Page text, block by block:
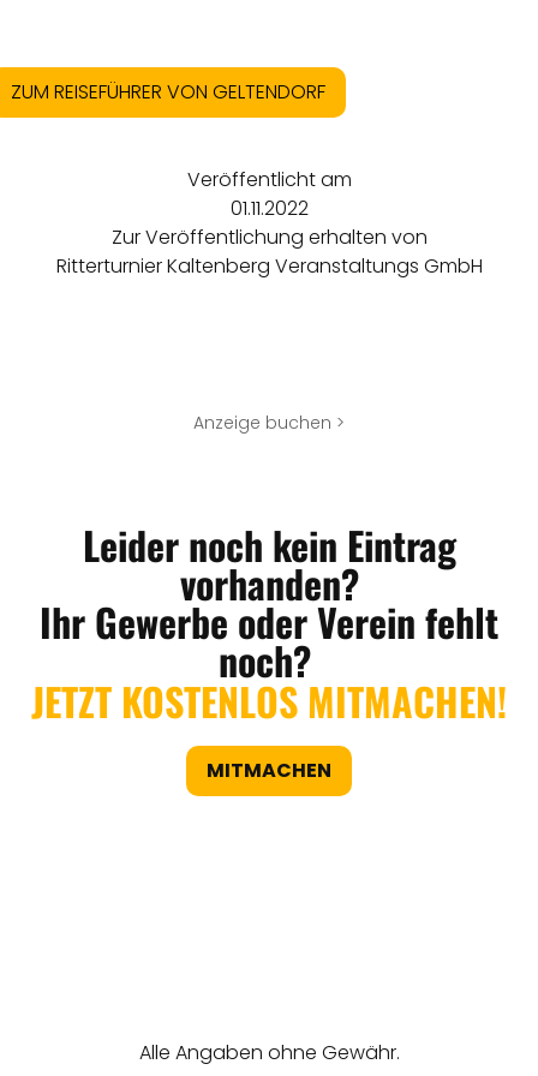
ZUM REISEFÜHRER VON GELTENDORF
Veröffentlicht am
01.11.2022
Zur Veröffentlichung erhalten von
Ritterturnier Kaltenberg Veranstaltungs GmbH
Anzeige buchen >
Leider noch kein Eintrag
vorhanden?
Ihr Gewerbe oder Verein fehlt
noch?
JETZT KOSTENLOS MITMACHEN!
MITMACHEN